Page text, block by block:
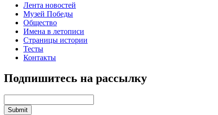
Лента новостей
Музей Победы
Общество
Имена в летописи
Страницы истории
Тесты
Контакты
Подпишитесь на рассылку